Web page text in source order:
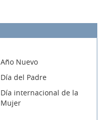
Año Nuevo
Día del Padre
Día internacional de la
Mujer